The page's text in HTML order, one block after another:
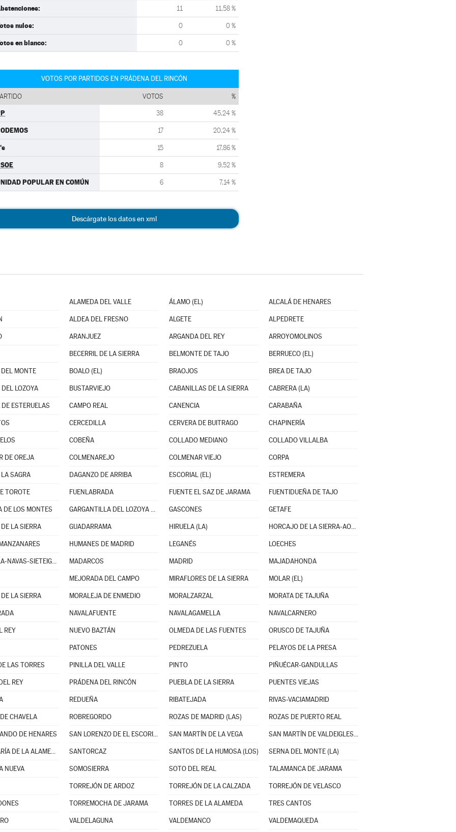
11 11,58 %
nulos: 0 0 %
en blanco: 0 0 %
VOTOS POR PARTIDOS EN PRÁDENA DEL RINCÓN
VOTOS %
38 45,24 %
17 20,24 %
15 17,86 %
8 9,52 %
POPULAR EN COMÚN 6 7,14 %
Descárgate los datos en xml
ALAMEDA DEL VALLE ÁLAMO (EL) ALCALÁ DE HENARES
ALDEA DEL FRESNO ALGETE ALPEDRETE
ARANJUEZ ARGANDA DEL REY ARROYOMOLINOS
BECERRIL DE LA SIERRA BELMONTE DE TAJO BERRUECO (EL)
MONTE BOALO (EL) BRAOJOS BREA DE TAJO
DEL LOZOYA BUSTARVIEJO CABANILLAS DE LA SIERRA CABRERA (LA)
ESTERUELAS CAMPO REAL CANENCIA CARABAÑA
CERCEDILLA CERVERA DE BUITRAGO CHAPINERÍA
COBEÑA COLLADO MEDIANO COLLADO VILLALBA
DE OREJA COLMENAREJO COLMENAR VIEJO CORPA
SAGRA DAGANZO DE ARRIBA ESCORIAL (EL) ESTREMERA
TOROTE FUENLABRADA FUENTE EL SAZ DE JARAMA FUENTIDUEÑA DE TAJO
DE LOS MONTES GARGANTILLA DEL LOZOYA Y PINILLA DE BUITRAGO GASCONES GETAFE
LA SIERRA GUADARRAMA HIRUELA (LA) HORCAJO DE LA SIERRA-AOSLOS
HUMANES DE MADRID LEGANÉS LOECHES
LOZOYUELA-NAVAS-SIETEIGLESIAS MADARCOS MADRID MAJADAHONDA
MEJORADA DEL CAMPO MIRAFLORES DE LA SIERRA MOLAR (EL)
LA SIERRA MORALEJA DE ENMEDIO MORALZARZAL MORATA DE TAJUÑA
NAVALAFUENTE NAVALAGAMELLA NAVALCARNERO
REY NUEVO BAZTÁN OLMEDA DE LAS FUENTES ORUSCO DE TAJUÑA
PATONES PEDREZUELA PELAYOS DE LA PRESA
LAS TORRES PINILLA DEL VALLE PINTO PIÑUÉCAR-GANDULLAS
REY PRÁDENA DEL RINCÓN PUEBLA DE LA SIERRA PUENTES VIEJAS
REDUEÑA RIBATEJADA RIVAS-VACIAMADRID
CHAVELA ROBREGORDO ROZAS DE MADRID (LAS) ROZAS DE PUERTO REAL
DE HENARES SAN LORENZO DE EL ESCORIAL SAN MARTÍN DE LA VEGA SAN MARTÍN DE VALDEIGLESIAS
SANTA MARÍA DE LA ALAMEDA SANTORCAZ SANTOS DE LA HUMOSA (LOS) SERNA DEL MONTE (LA)
NUEVA SOMOSIERRA SOTO DEL REAL TALAMANCA DE JARAMA
TORREJÓN DE ARDOZ TORREJÓN DE LA CALZADA TORREJÓN DE VELASCO
TORREMOCHA DE JARAMA TORRES DE LA ALAMEDA TRES CANTOS
VALDELAGUNA VALDEMANCO VALDEMAQUEDA